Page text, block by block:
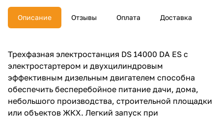
Описание Отзывы Оплата Доставка
Трехфазная электростанция DS 14000 DA ES с
электростартером и двухцилиндровым
эффективным дизельным двигателем способна
обеспечить бесперебойное питание дачи, дома,
небольшого производства, строительной площадки
или объектов ЖКХ. Легкий запуск при
раз в 2
недели